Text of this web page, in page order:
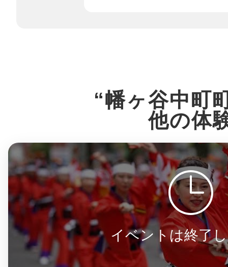
“幡ヶ谷中町
他の体
イベントは終了
日立
滋賀県